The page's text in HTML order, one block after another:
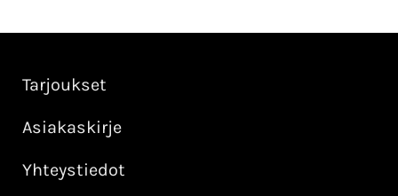
Tarjoukset
Asiakaskirje
Yhteystiedot